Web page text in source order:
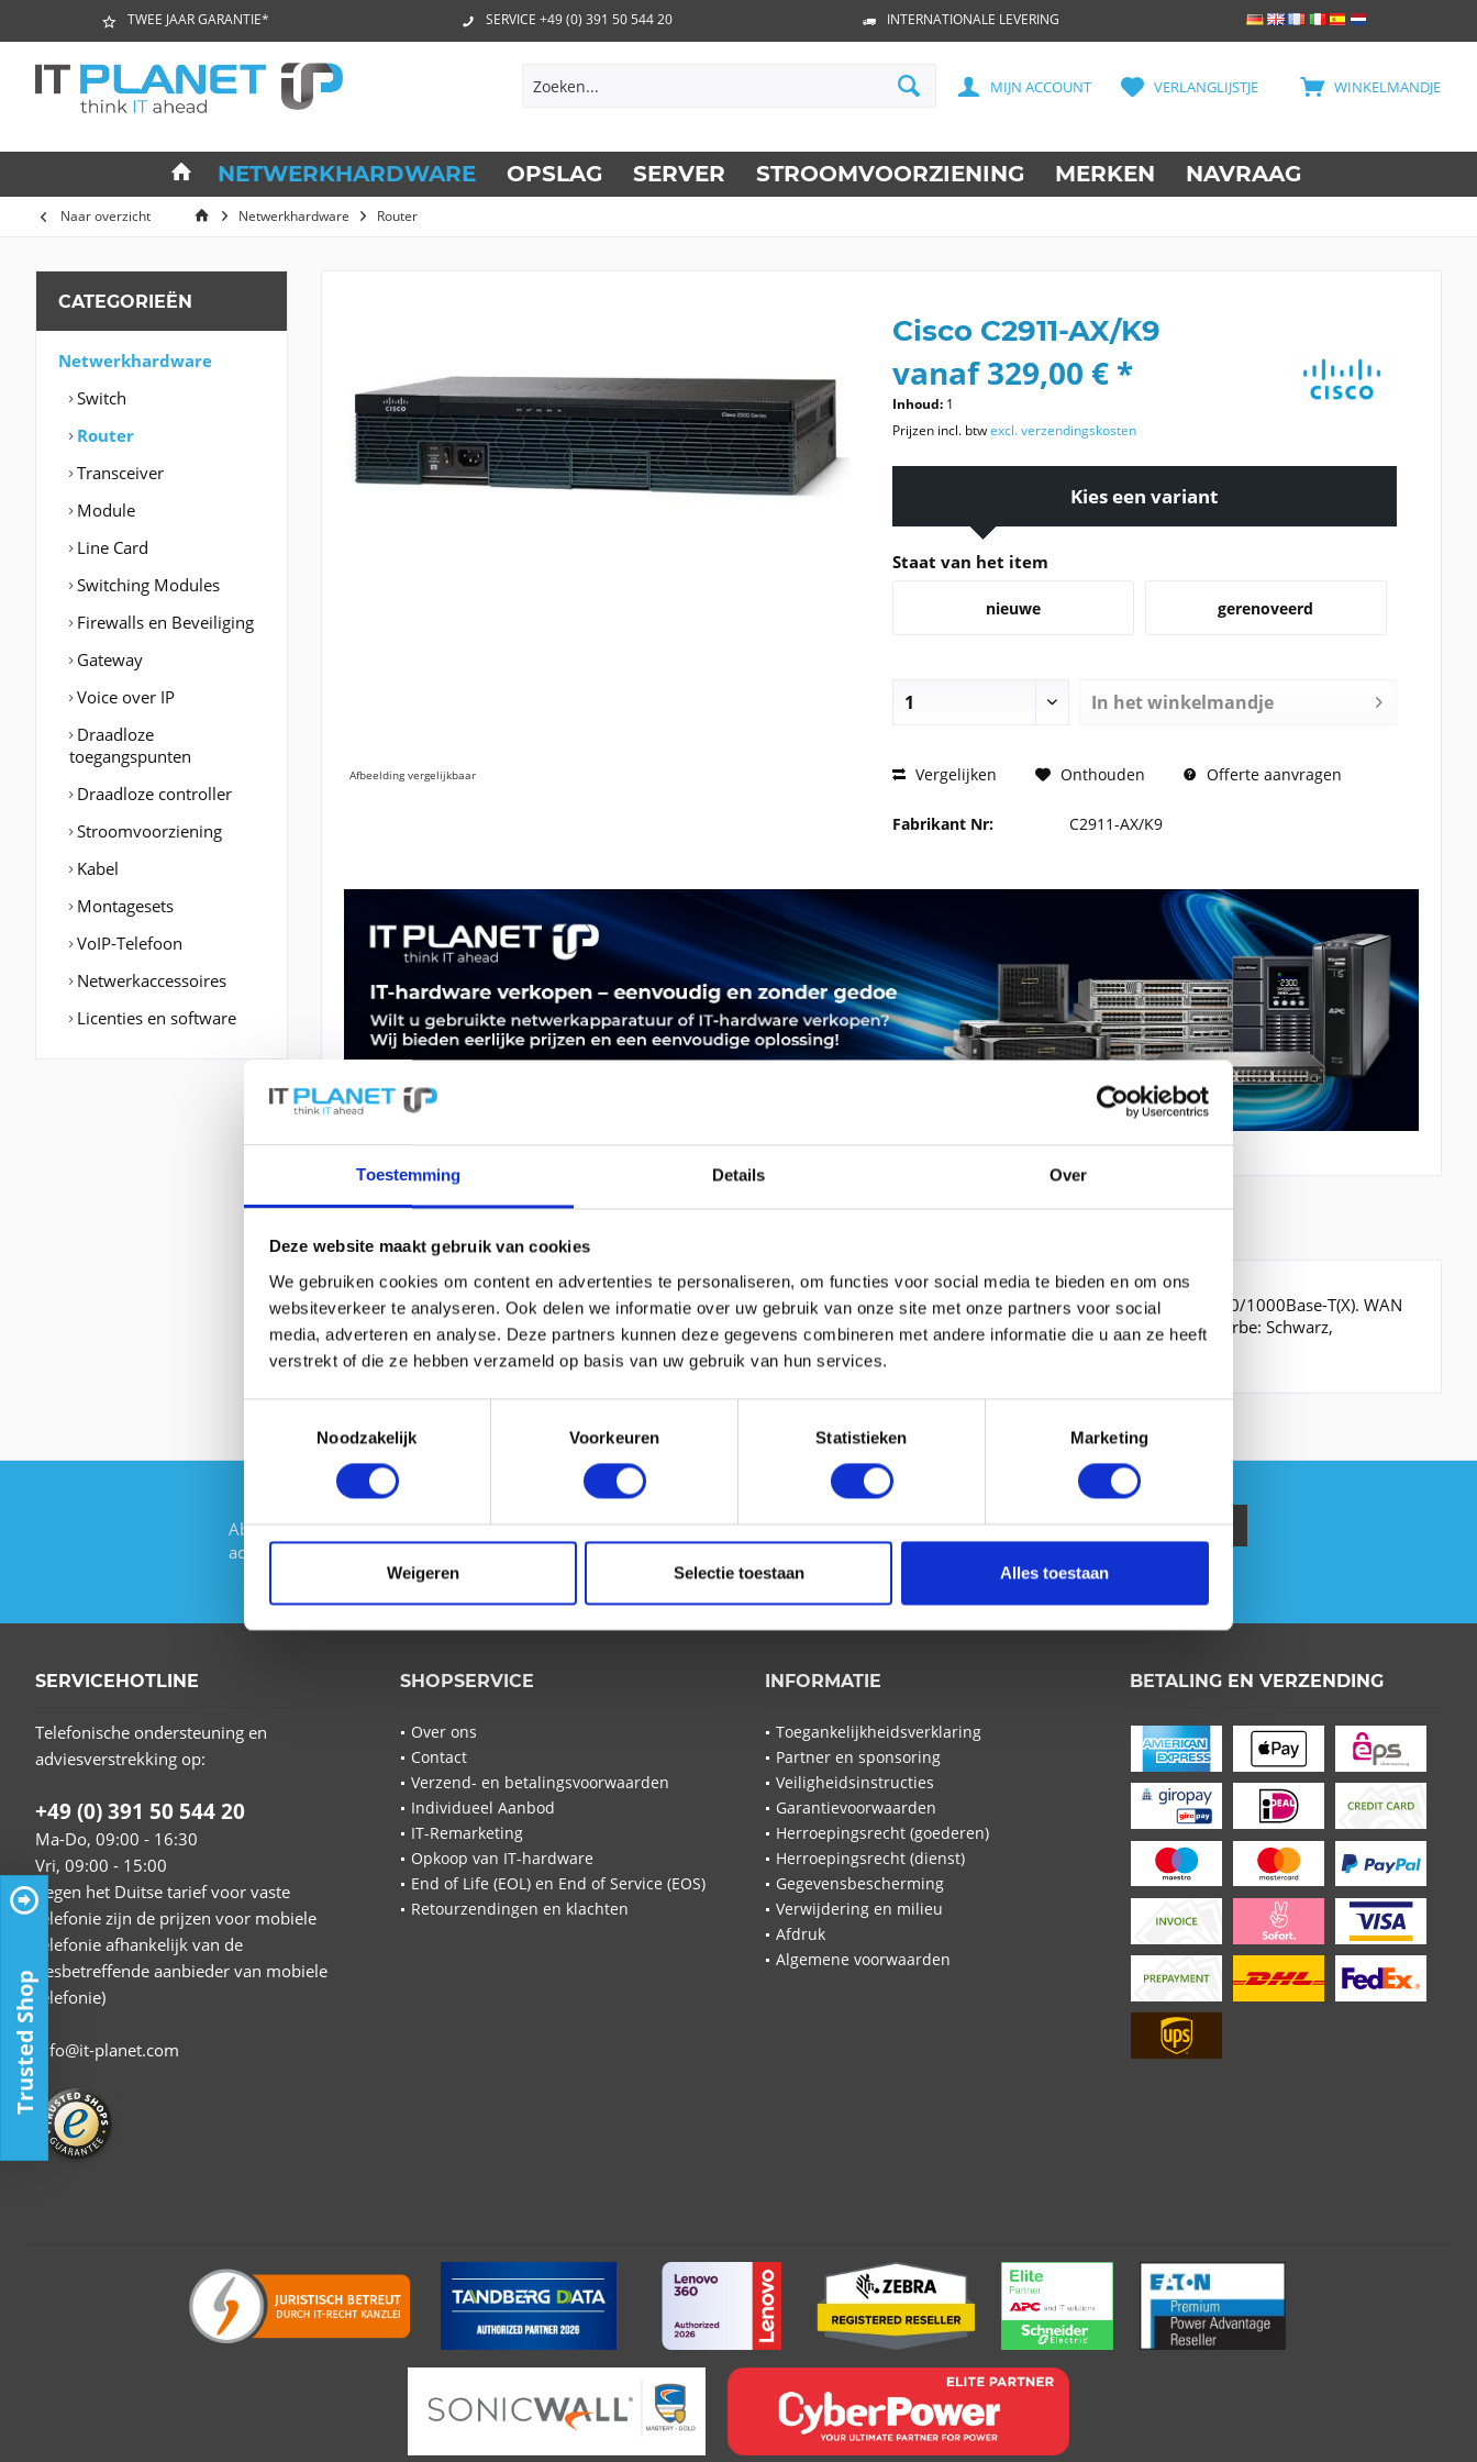
Toestemming Details Over
Deze website maakt gebruik van cookies
We gebruiken cookies om content en advertenties te personaliseren, om functies voor social media te bieden en om ons
websiteverkeer te analyseren. Ook delen we informatie over uw gebruik van onze site met onze partners voor social
media, adverteren en analyse. Deze partners kunnen deze gegevens combineren met andere informatie die u aan ze heeft
verstrekt of die ze hebben verzameld op basis van uw gebruik van hun services.
Noodzakelijk
Voorkeuren Statistieken Marketing
Weigeren Selectie toestaan Alles toestaan
TWEE JAAR GARANTIE* SERVICE +49 (0) 391 50 544 20 INTERNATIONALE LEVERING
WINKELMANDJE
VERLANGLIJSTJE
MIJN ACCOUNT
NETWERKHARDWARE OPSLAG SERVER STROOMVOORZIENING MERKEN NAVRAAG
Naar overzicht Netwerkhardware Router
CATEGORIEËN
Netwerkhardware
Switch
Router
Transceiver
Module
Line Card
Switching Modules
Firewalls en Beveiliging
Gateway
Voice over IP
Draadloze
toegangspunten
Draadloze controller
Stroomvoorziening
Kabel
Montagesets
VoIP-Telefoon
Netwerkaccessoires
Licenties en software
Afbeelding vergelijkbaar
Cisco C2911-AX/K9
vanaf 329,00 € *
Inhoud: 1
Prijzen incl. btwexcl. verzendingskosten
Kies een variant
Staat van het item
nieuwe gerenoveerd
In het winkelmandje
VRAAG PRIJS AAN
gelezen begrijpen en
Velden met * zijn verplichte velden
Stuur
Vergelijken Onthouden Offerte aanvragen
Fabrikant Nr: C2911-AX/K9
C2911-AX/K9 | Cisco 2911. Ethernet LAN Datentransferraten: 10,100,1000 Mbit/s, Verkabelungstechnologie: 10/100/1000Base-T(X). WAN
Port: Ethernet (RJ-45). Router Protokoll: BGP,EIGRP,IGRP,IS-IS,MPLS,OSPF, Management-Protokolle: IGMP. Produktfarbe: Schwarz,
Formfaktor: 2U. Flash-Speicher: 2560 MB, RAM-Speicher: 512 MB, Kompatible Speicherkarten: CF
Abonneer u op de gratis nieuwsbrief en mis geen nieuws of
actie van IT-Planet.
privacybeleidgelezen.
SERVICEHOTLINE
Telefonische ondersteuning en
adviesverstrekking op:
+49 (0) 391 50 544 20
Ma-Do, 09:00 - 16:30
Vri, 09:00 - 15:00
(tegen het Duitse tarief voor vaste
telefonie zijn de prijzen voor mobiele
telefonie afhankelijk van de
desbetreffende aanbieder van mobiele
telefonie)
info@it-planet.com
SHOPSERVICE
Over ons
Contact
Verzend- en betalingsvoorwaarden
Individueel Aanbod
IT-Remarketing
Opkoop van IT-hardware
End of Life (EOL) en End of Service (EOS)
Retourzendingen en klachten
INFORMATIE
Toegankelijkheidsverklaring
Partner en sponsoring
Veiligheidsinstructies
Garantievoorwaarden
Herroepingsrecht (goederen)
Herroepingsrecht (dienst)
Gegevensbescherming
Verwijdering en milieu
Afdruk
Algemene voorwaarden
BETALING EN VERZENDING
Trusted Shop